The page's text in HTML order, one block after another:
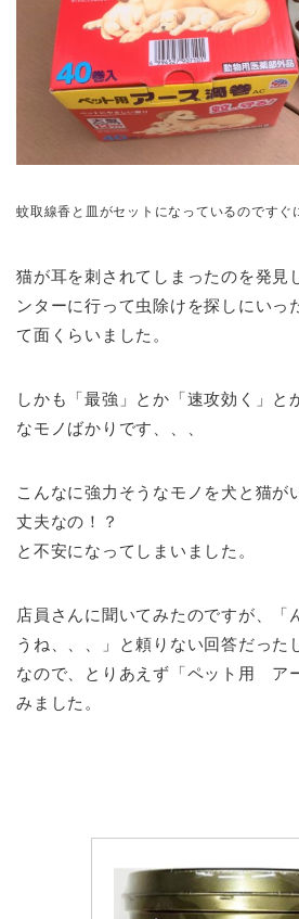
蚊取線香と皿がセットになっているのですぐ
猫が耳を刺されてしまったのを発見
ンターに行って虫除けを探しにいっ
て面くらいました。
しかも「最強」とか「速攻効く」と
なモノばかりです、、、
こんなに強力そうなモノを犬と猫が
丈夫なの！？
と不安になってしまいました。
店員さんに聞いてみたのですが、
うね、、、」と頼りない回答だった
なので、とりあえず「ペット用 ア
みました。